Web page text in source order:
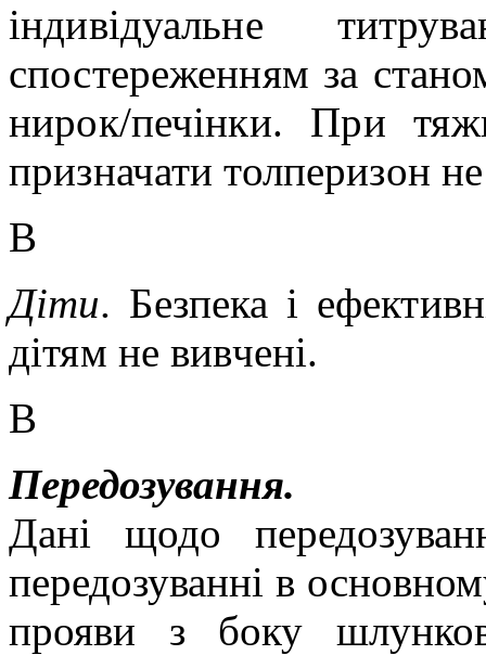
індивідуальне
спостереженням за
нирок/печінки. При
призначати толперизон
В
Діти. Безпека і
дітям не вивчені.
В
Передозування.
Дані щодо
передозуванні в
прояви з боку